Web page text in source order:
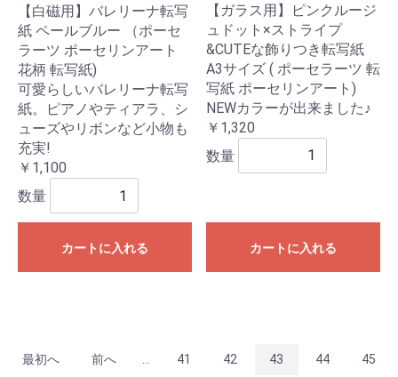
【白磁用】バレリーナ転写
紙 ペールブルー （ポーセ
ラーツ ポーセリンアート
花柄 転写紙)
可愛らしいバレリーナ転写
紙。ピアノやティアラ、シ
ューズやリボンなど小物も
充実!
￥1,100
数量
カートに入れる
【ガラス用】ピンクルージ
ュドット×ストライプ
&CUTEな飾りつき転写紙
A3サイズ ( ポーセラーツ 転
写紙 ポーセリンアート)
NEWカラーが出来ました♪
￥1,320
数量
カートに入れる
最初へ 前へ 41 42 43 44 45